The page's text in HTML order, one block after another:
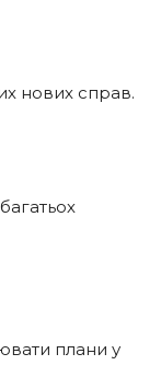
нових справ.
плани у